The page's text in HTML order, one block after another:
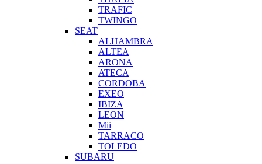
TRAFIC
TWINGO
SEAT
ALHAMBRA
ALTEA
ARONA
ATECA
CORDOBA
EXEO
IBIZA
LEON
Mii
TARRACO
TOLEDO
SUBARU